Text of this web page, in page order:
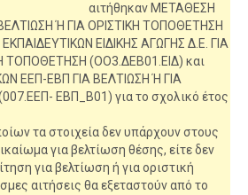
αιτήθηκαν ΜΕΤΑΘΕΣΗ
Ή ΓΙΑ ΟΡΙΣΤΙΚΗ ΤΟΠΟΘΕΤΗΣΗ
ΕΙΔΙΚΗΣ ΑΓΩΓΗΣ Δ.Ε. ΓΙΑ
ΤΟΠΟΘΕΤΗΣΗ (ΟΟ3.ΔΕΒ01.ΕΙΔ) και
ΕΕΠ-ΕΒΠ ΓΙΑ ΒΕΛΤΙΩΣΗ Ή ΓΙΑ
ΕΒΠ_Β01) για το σχολικό έτος
τα στοιχεία δεν υπάρχουν στους
για βελτίωση θέσης, είτε δεν
για βελτίωση ή για οριστική
αιτήσεις θα εξεταστούν από το